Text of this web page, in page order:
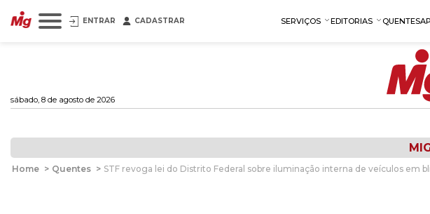
ENTRAR CADASTRAR SERVIÇOS EDITORIAS QUENTES
sábado, 8 de agosto de 2026
Home > Quentes > STF revoga lei do Distrito Federal sobre iluminação interna de veículos em